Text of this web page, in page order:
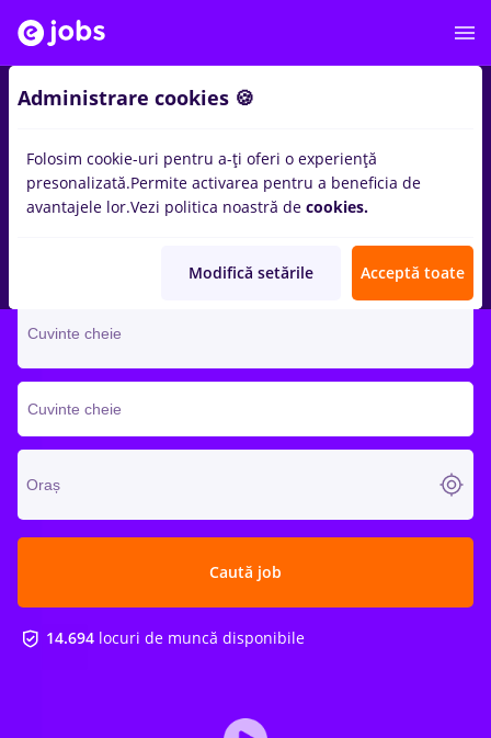
Te susținem la mai bine
Caută job
14.694 locuri de muncă disponibile
Administrare cookies 🍪
Folosim cookie-uri pentru a-ți oferi o experiență
presonalizată.Permite activarea pentru a beneficia de
avantajele lor.Vezi politica noastră de cookies.
Modifică setările Acceptă toate